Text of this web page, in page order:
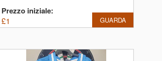
Prezzo iniziale:
£1 GUARDA